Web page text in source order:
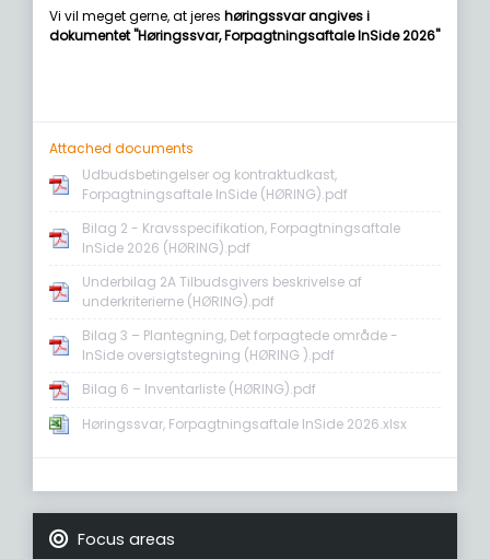
Vi vil meget gerne, at jeres høringssvar angives i
dokumentet "Høringssvar, Forpagtningsaftale InSide 2026"
Attached documents
Udbudsbetingelser og kontraktudkast,
Forpagtningsaftale InSide (HØRING).pdf
Bilag 2 - Kravsspecifikation, Forpagtningsaftale
InSide 2026 (HØRING).pdf
Underbilag 2A Tilbudsgivers beskrivelse af
underkriterierne (HØRING).pdf
Bilag 3 – Plantegning, Det forpagtede område -
InSide oversigtstegning (HØRING ).pdf
Bilag 6 – Inventarliste (HØRING).pdf
Høringssvar, Forpagtningsaftale InSide 2026.xlsx
Focus areas